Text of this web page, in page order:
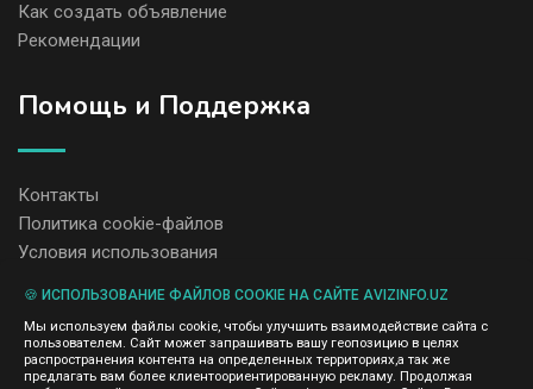
Как создать объявление
Рекомендации
Помощь и Поддержка
Контакты
Политика cookie-файлов
Условия использования
содержание размещенных объявлений.
Мы ценим конфиденциальность наших пользователей. Мы не
передаем и не продаем личную информацию зарегистрированных
пользователей AvizInfo.uz третьим лицам. Мы не отвечаем за
🍪 ИСПОЛЬЗОВАНИЕ ФАЙЛОВ COOKIE НА САЙТЕ AVIZINFO.UZ
Мы используем файлы cookie, чтобы улучшить взаимодействие сайта с
пользователем. Сайт может запрашивать вашу геопозицию в целях
распространения контента на определенных территориях,а так же
предлагать вам более клиентоориентированную рекламу. Продолжая